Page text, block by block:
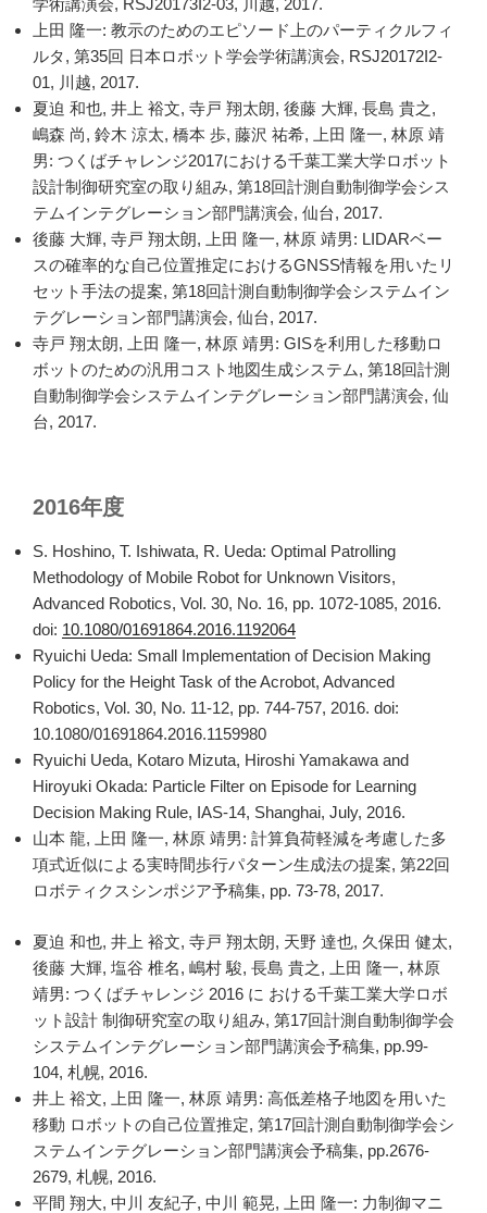
上田 隆一: 教示のためのエピソード上のパーティクルフィ
ルタ, 第35回 日本ロボット学会学術講演会, RSJ20172I2-
01, 川越, 2017.
夏迫 和也, 井上 裕文, 寺戸 翔太朗, 後藤 大輝, 長島 貴之,
嶋森 尚, 鈴木 涼太, 橋本 歩, 藤沢 祐希, 上田 隆一, 林原 靖
男: つくばチャレンジ2017における千葉工業大学ロボット
設計制御研究室の取り組み, 第18回計測自動制御学会シス
テムインテグレーション部門講演会, 仙台, 2017.
後藤 大輝, 寺戸 翔太朗, 上田 隆一, 林原 靖男: LIDARベー
スの確率的な自己位置推定におけるGNSS情報を用いたリ
セット手法の提案, 第18回計測自動制御学会システムイン
テグレーション部門講演会, 仙台, 2017.
寺戸 翔太朗, 上田 隆一, 林原 靖男: GISを利用した移動ロ
ボットのための汎用コスト地図生成システム, 第18回計測
自動制御学会システムインテグレーション部門講演会, 仙
台, 2017.
2016年度
S. Hoshino, T. Ishiwata, R. Ueda: Optimal Patrolling
Methodology of Mobile Robot for Unknown Visitors,
Advanced Robotics, Vol. 30, No. 16, pp. 1072-1085, 2016.
doi: 10.1080/01691864.2016.1192064
Ryuichi Ueda: Small Implementation of Decision Making
Policy for the Height Task of the Acrobot, Advanced
Robotics, Vol. 30, No. 11-12, pp. 744-757, 2016. doi:
10.1080/01691864.2016.1159980
Ryuichi Ueda, Kotaro Mizuta, Hiroshi Yamakawa and
Hiroyuki Okada: Particle Filter on Episode for Learning
Decision Making Rule, IAS-14, Shanghai, July, 2016.
山本 龍, 上田 隆一, 林原 靖男: 計算負荷軽減を考慮した多
項式近似による実時間歩行パターン生成法の提案, 第22回
ロボティクスシンポジア予稿集, pp. 73-78, 2017.
夏迫 和也, 井上 裕文, 寺戸 翔太朗, 天野 達也, 久保田 健太,
後藤 大輝, 塩谷 椎名, 嶋村 駿, 長島 貴之, 上田 隆一, 林原
靖男: つくばチャレンジ 2016 に おける千葉工業大学ロボ
ット設計 制御研究室の取り組み, 第17回計測自動制御学会
システムインテグレーション部門講演会予稿集, pp.99-
104, 札幌, 2016.
井上 裕文, 上田 隆一, 林原 靖男: 高低差格子地図を用いた
移動 ロボットの自己位置推定, 第17回計測自動制御学会シ
ステムインテグレーション部門講演会予稿集, pp.2676-
2679, 札幌, 2016.
平間 翔大, 中川 友紀子, 中川 範晃, 上田 隆一: 力制御マニ